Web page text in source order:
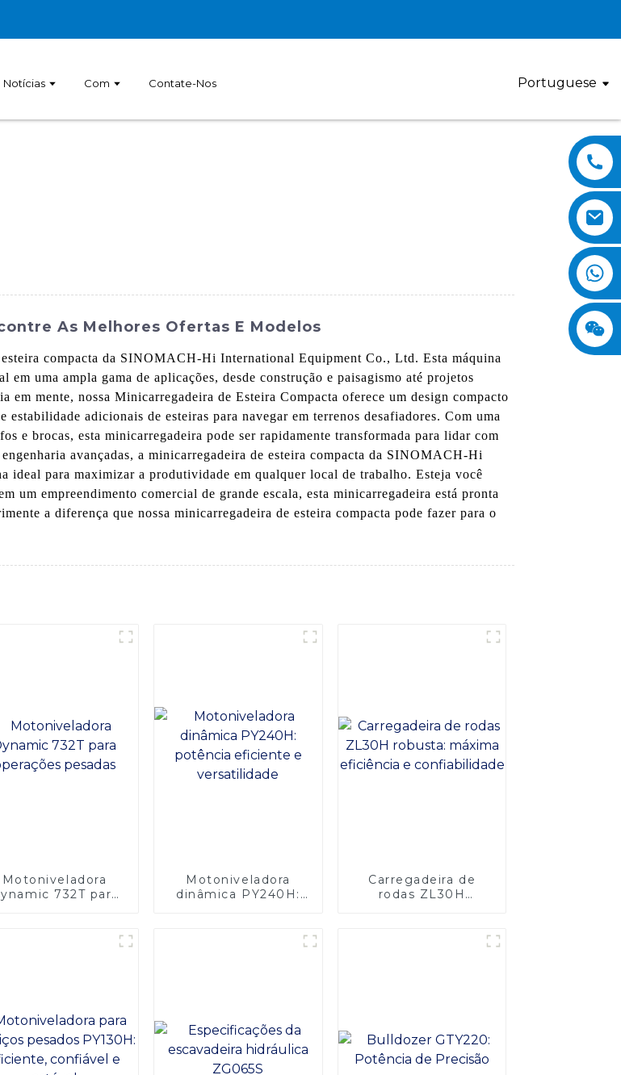
Notícias Com Contate-Nos Portuguese
As Melhores Ofertas E Modelos
compacta da SINOMACH-Hi International Equipment Co., Ltd. Esta máquina
uma ampla gama de aplicações, desde construção e paisagismo até projetos
mente, nossa Minicarregadeira de Esteira Compacta oferece um design compacto
estabilidade adicionais de esteiras para navegar em terrenos desafiadores. Com uma
e brocas, esta minicarregadeira pode ser rapidamente transformada para lidar com
avançadas, a minicarregadeira de esteira compacta da SINOMACH-Hi
ideal para maximizar a produtividade em qualquer local de trabalho. Esteja você
um empreendimento comercial de grande escala, esta minicarregadeira está pronta
a diferença que nossa minicarregadeira de esteira compacta pode fazer para o
Motoniveladora
732T para
Motoniveladora
dinâmica PY240H:
Carregadeira de
rodas ZL30H